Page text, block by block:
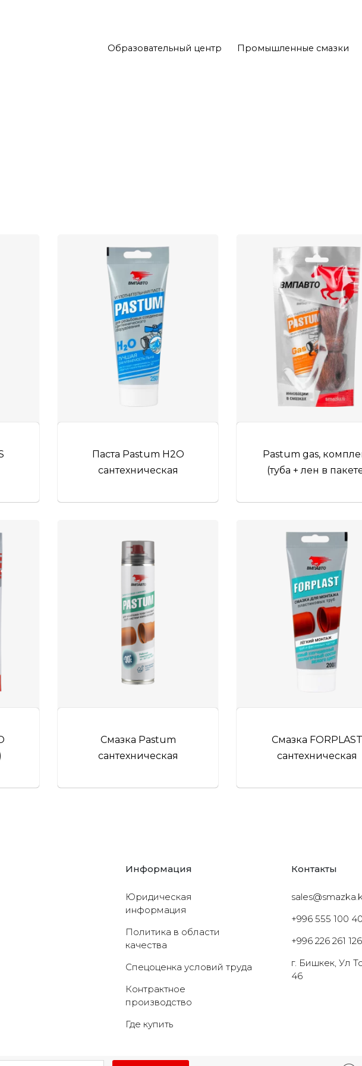
Образовательный центр Промышленные смазки
Паста Pastum H2O
сантехническая
Pastum gas,
(туба + лен в
Смазка Pastum
сантехническая
Смазка FORPLAST
сантехническая
Информация
Юридическая
информация
Политика в области
качества
Cпецоценка условий труда
Контрактное
производство
Где купить
Контакты
+996 555 100
+996 226 261 126
г. Бишкек, Ул
46